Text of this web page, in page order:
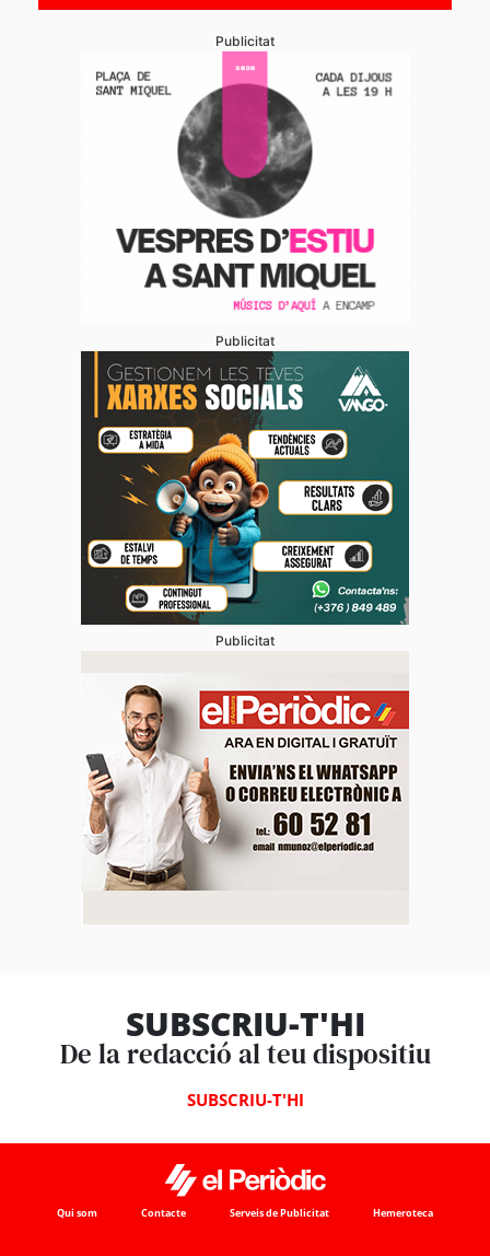
Publicitat
Publicitat
Publicitat
SUBSCRIU-T'HI
De la redacció al teu dispositiu
SUBSCRIU-T'HI
Qui som Contacte Serveis de Publicitat Hemeroteca